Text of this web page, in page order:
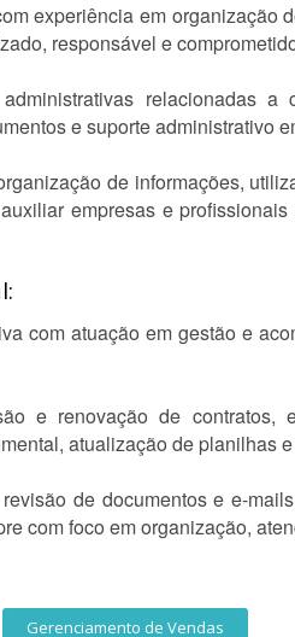
experiência em organização
responsável e
relacionadas a
e suporte administrativo
de informações,
empresas e
com atuação em gestão e
e renovação de contratos,
atualização de planilhas
de documentos e e-
com foco em organização,
Gerenciamento de Vendas